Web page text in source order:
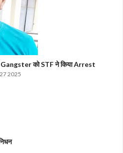
को STF ने किया Arrest
2025